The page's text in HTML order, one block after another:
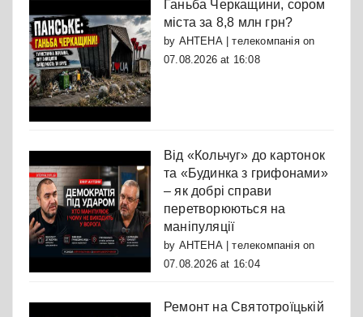
Ганьба Черкащини, сором
міста за 8,8 млн грн?
by АНТЕНА | телекомпаніяon
07.08.2026 at 16:08
Від «Кольчуг» до картонок
та «Будинка з грифонами»
– як добрі справи
перетворюються на
маніпуляції
by АНТЕНА | телекомпаніяon
07.08.2026 at 16:04
Ремонт на Святотроїцькій